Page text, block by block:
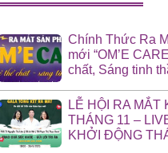
Chính Thức Ra
mới “OM’E
chất, Sáng tinh
LỄ HỘI RA MẮT
THÁNG 11 –
KHỞI ĐỘNG